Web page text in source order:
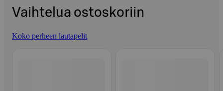
Vaihtelua ostoskoriin
Koko perheen lautapelit